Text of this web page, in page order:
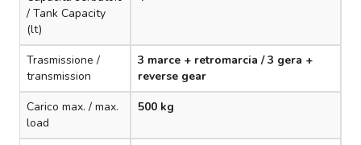
/ Tank Capacity
(lt)
Trasmissione /
transmission
3 marce + retromarcia / 3 gera +
reverse gear
Carico max. / max.
load
500 kg